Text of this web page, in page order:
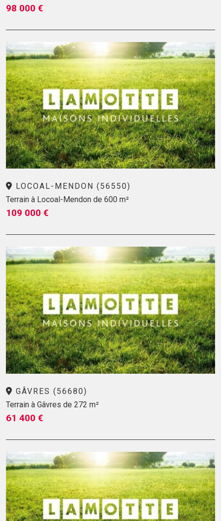
98 000 €
LOCOAL-MENDON (56550)
Terrain à Locoal-Mendon de 600 m²
109 000 €
GÂVRES (56680)
Terrain à Gâvres de 272 m²
61 400 €